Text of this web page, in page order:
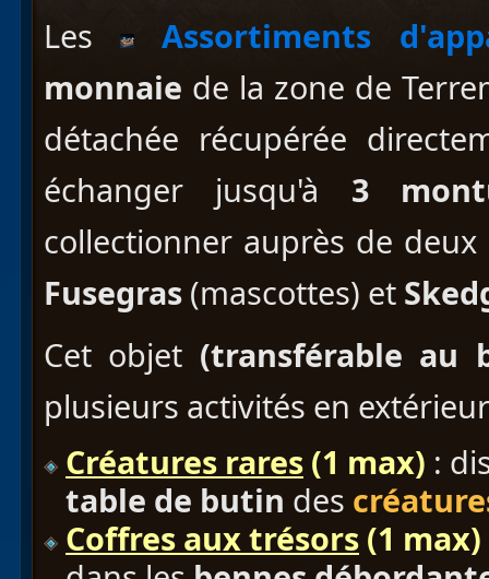
Les
Assortiments
monnaie de la zone de
détachée récupérée
échanger jusqu'à 3
collectionner auprès de
Fusegras (mascottes) et
Cet objet (transférable au
plusieurs activités en
Créatures rares (1 max) :
table de butin des
Coffres aux trésors (1 max)